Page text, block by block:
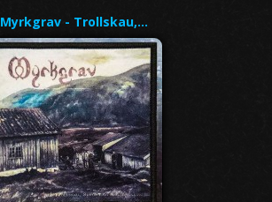
Myrkgrav - Trollskau,…